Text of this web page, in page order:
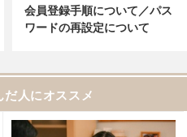
会員登録手順について／パス
ワードの再設定について
だ人にオススメ